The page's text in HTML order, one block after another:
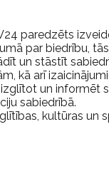
paredzēts
par biedrību,
un stāstīt
kā arī
un informēt
sabiedrībā.
kultūras un